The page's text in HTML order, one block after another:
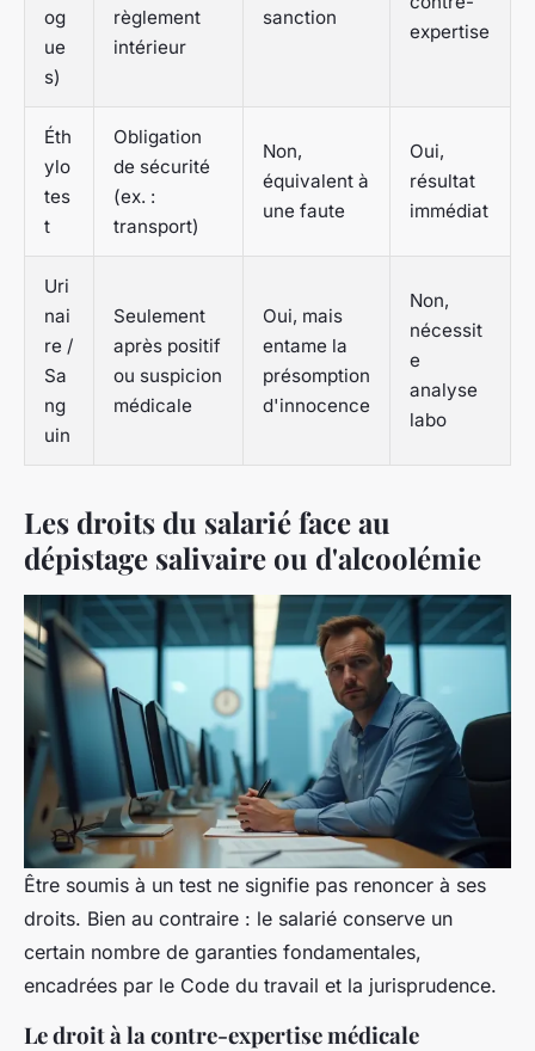
og
ue
s)
règlement
intérieur
sanction
expertise
Éth
ylo
tes
t
Obligation
de sécurité
(ex. :
transport)
Non,
équivalent à
une faute
Oui,
résultat
immédiat
Uri
nai
re /
Sa
ng
uin
Seulement
après positif
ou suspicion
médicale
Oui, mais
entame la
présomption
d'innocence
Non,
nécessit
e
analyse
labo
Les droits du salarié face au
dépistage salivaire ou d'alcoolémie
Être soumis à un test ne signifie pas renoncer à ses
droits. Bien au contraire : le salarié conserve un
certain nombre de garanties fondamentales,
encadrées par le Code du travail et la jurisprudence.
Le droit à la contre-expertise médicale